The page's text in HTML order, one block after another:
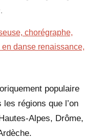
.
chorégraphe,
danse renaissance,
populaire
régions que l’on
Alpes, Drôme,